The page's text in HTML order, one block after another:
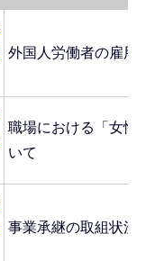
外国人労働者の雇用
職場における「女性
いて
事業承継の取組状況